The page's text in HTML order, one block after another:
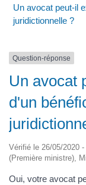
Un avocat peut-il
juridictionnelle ?
Question-réponse
Un avocat
d'un
Vérifié le 26/05/2020
(Première ministre),
Oui, votre avocat